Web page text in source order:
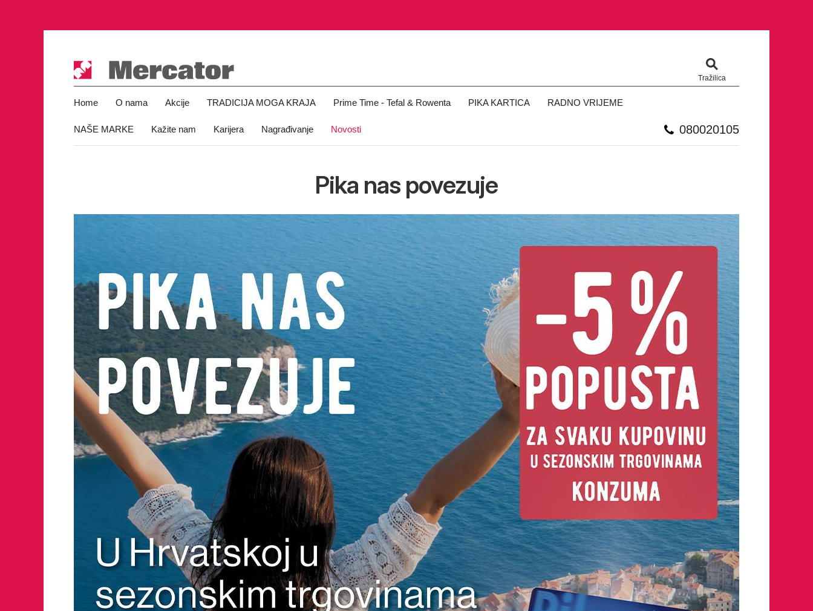
Tražilica
Home O nama Akcije TRADICIJA MOGA KRAJA Prime Time - Tefal & Rowenta PIKA KARTICA RADNO VRIJEME
NAŠE MARKE Kažite nam Karijera Nagrađivanje Novosti 080020105
Pika nas povezuje